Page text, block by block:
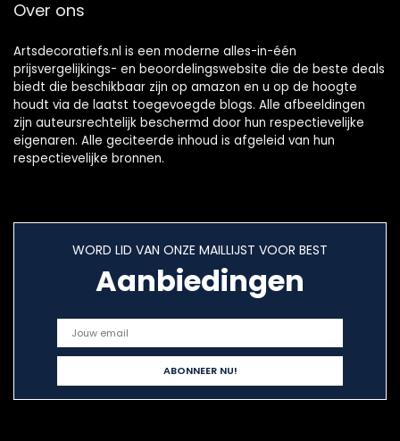
Over ons
Artsdecoratiefs.nl is een moderne alles-in-één
prijsvergelijkings- en beoordelingswebsite die de beste deals
biedt die beschikbaar zijn op amazon en u op de hoogte
houdt via de laatst toegevoegde blogs. Alle afbeeldingen
zijn auteursrechtelijk beschermd door hun respectievelijke
eigenaren. Alle geciteerde inhoud is afgeleid van hun
respectievelijke bronnen.
WORD LID VAN ONZE MAILLIJST VOOR BEST
Aanbiedingen